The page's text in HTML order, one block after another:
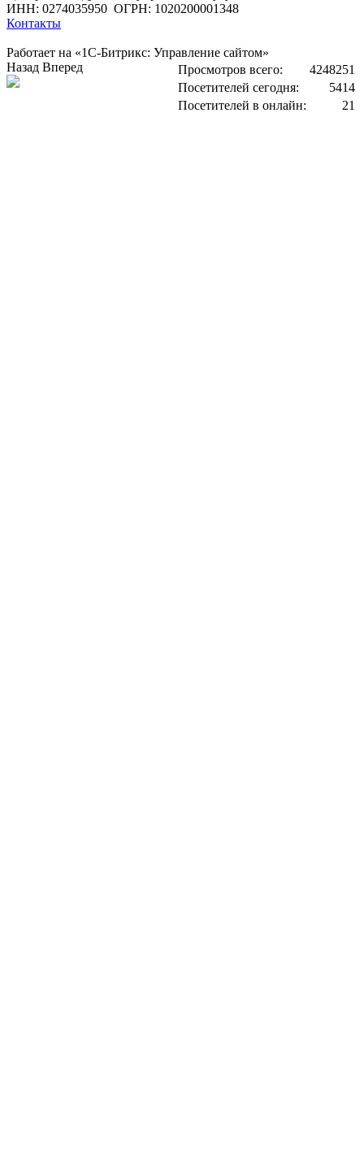
ИНН: 0274035950 ОГРН: 1020200001348
Контакты
Работает на «1С-Битрикс: Управление сайтом»
Просмотров всего:
4248251
Посетителей сегодня:
5414
Посетителей в онлайн:
21
Назад Вперед